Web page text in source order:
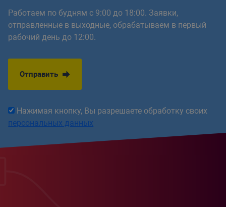
Работаем по будням с 9:00 до 18:00. Заявки,
отправленные в выходные, обрабатываем в первый
рабочий день до 12:00.
Отправить
Нажимая кнопку, Вы разрешаете обработку своих
персональных данных